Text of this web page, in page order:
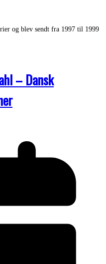
og blev sendt fra 1997 til 1999
– Dansk